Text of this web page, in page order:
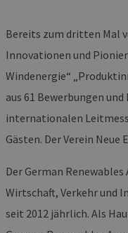
Bereits zum dritten Mal
Innovationen und
Windenergie“
aus 61 Bewerbungen
internationalen
Gästen. Der Verein
Der German
Wirtschaft, Verkehr und
seit 2012 jährlich. Als